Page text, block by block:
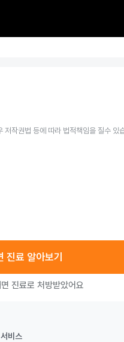
저작권법 등에 따라 법적책임을 질수 있
진료 알아보기
진료로 처방받았어요
서비스